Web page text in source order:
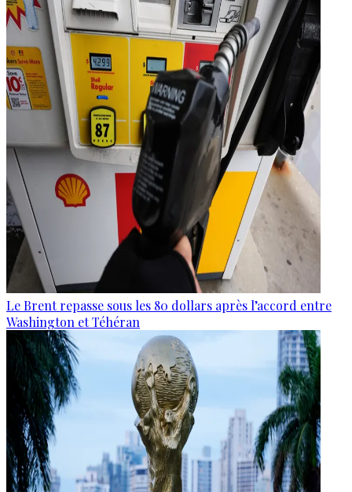
Le Brent repasse sous les 80 dollars après l’accord entre
Washington et Téhéran